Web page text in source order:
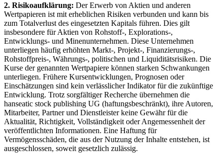
2. Risikoaufklärung: Der Erwerb von Aktien und anderen
Wertpapieren ist mit erheblichen Risiken verbunden und kann bis
zum Totalverlust des eingesetzten Kapitals führen. Dies gilt
insbesondere für Aktien von Rohstoff-, Explorations-,
Entwicklungs- und Minenunternehmen. Diese Unternehmen
unterliegen häufig erhöhten Markt-, Projekt-, Finanzierungs-,
Rohstoffpreis-, Währungs-, politischen und Liquiditätsrisiken. Die
Kurse der genannten Wertpapiere können starken Schwankungen
unterliegen. Frühere Kursentwicklungen, Prognosen oder
Einschätzungen sind kein verlässlicher Indikator für die zukünftige
Entwicklung. Trotz sorgfältiger Recherche übernehmen die
hanseatic stock publishing UG (haftungsbeschränkt), ihre Autoren,
Mitarbeiter, Partner und Dienstleister keine Gewähr für die
Aktualität, Richtigkeit, Vollständigkeit oder Angemessenheit der
veröffentlichten Informationen. Eine Haftung für
Vermögensschäden, die aus der Nutzung der Inhalte entstehen, ist
ausgeschlossen, soweit gesetzlich zulässig.